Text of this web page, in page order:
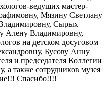
ведущих мастер-
Мязину Светлану
Сырых
Алену Владимировну,
на детском досуговом
Бусову Анну
и председателя Коллегии
а также сотрудников музея
Спасибо!!!!